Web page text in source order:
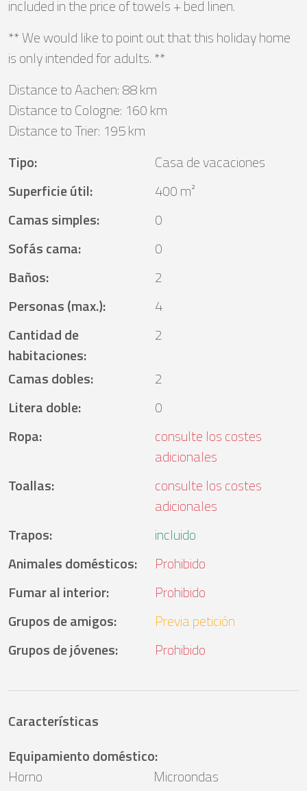
included in the price of towels + bed linen.
** We would like to point out that this holiday home
is only intended for adults. **
Distance to Aachen: 88 km
Distance to Cologne: 160 km
Distance to Trier: 195 km
Tipo:
Casa de vacaciones
Superficie útil:
400 m²
Camas simples:
0
Sofás cama:
0
Baños:
2
Personas (max.):
4
Cantidad de
habitaciones:
2
Camas dobles:
2
Litera doble:
0
Ropa:
consulte los costes
adicionales
Toallas:
consulte los costes
adicionales
Trapos:
incluido
Animales domésticos:
Prohibido
Fumar al interior:
Prohibido
Grupos de amigos:
Previa petición
Grupos de jóvenes: Prohibido
Características
Equipamiento doméstico:
Horno
Microondas